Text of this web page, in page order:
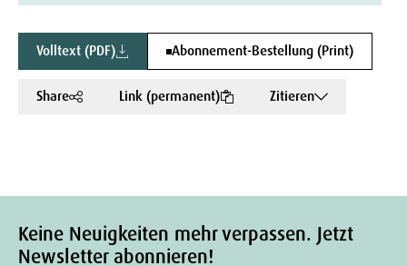
Volltext (PDF) Abonnement-Bestellung (Print)
Share Link (permanent) Zitieren
Keine Neuigkeiten mehr verpassen. Jetzt
Newsletter abonnieren!